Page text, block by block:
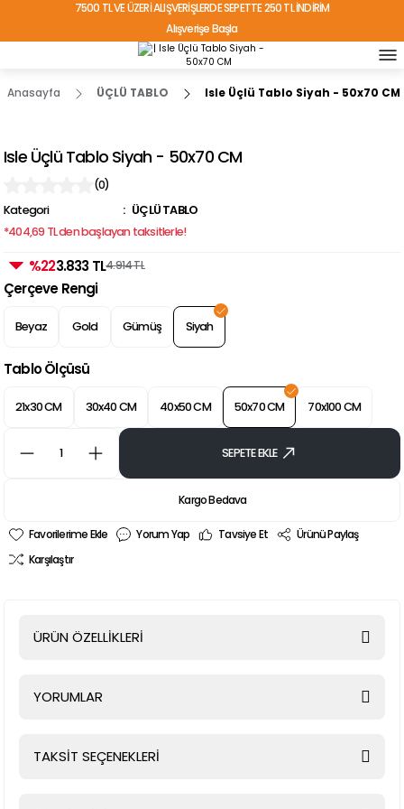
7500 TL VE ÜZERİ ALIŞVERİŞLERDE SEPETTE 250 TL İNDİRİM
Alışverişe Başla
TÜRKİYE'NİN HER YERİNE ÜCRETSİZ KARGO!
Anasayfa ÜÇLÜ TABLO Isle Üçlü Tablo Siyah - 50x70 CM
Isle Üçlü Tablo Siyah - 50x70 CM
(0)
Kategori
ÜÇLÜ TABLO
*404,69 TL den başlayan taksitlerle!
%223.833 TL4.914 TL
Çerçeve Rengi
Beyaz Gold Gümüş Siyah
Tablo Ölçüsü
21x30 CM 30x40 CM 40x50 CM 50x70 CM 70x100 CM
SEPETE EKLE
Kargo Bedava
Yorum Yap Tavsiye Et
Ürünü Paylaş
Karşılaştır
ÜRÜN ÖZELLİKLERİ
YORUMLAR
TAKSİT SEÇENEKLERİ